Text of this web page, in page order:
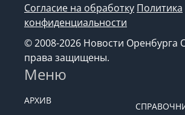
Согласие на обработку Политика
конфиденциальности
© 2008-2026 Новости Оренбурга
права защищены.
Меню
АРХИВ